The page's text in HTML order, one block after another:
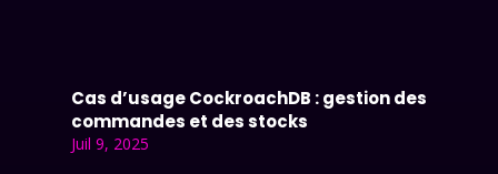
Cas d’usage CockroachDB : gestion des
commandes et des stocks
Juil 9, 2025